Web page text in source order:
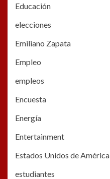
Educación
elecciones
Emiliano Zapata
Empleo
empleos
Encuesta
Energía
Entertainment
Estados Unidos de América
estudiantes